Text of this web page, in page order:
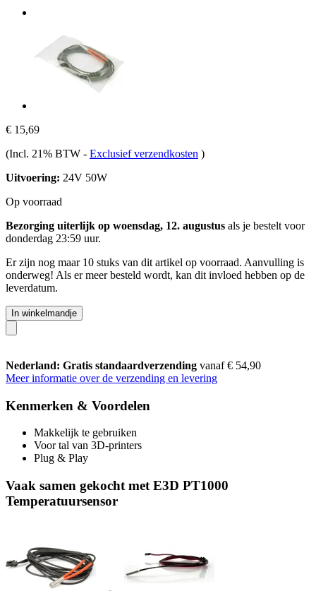
€ 15,69
(Incl. 21% BTW - Exclusief verzendkosten )
Uitvoering: 24V 50W
Op voorraad
Bezorging uiterlijk op woensdag, 12. augustus als je bestelt voor
donderdag 23:59 uur.
Er zijn nog maar 10 stuks van dit artikel op voorraad. Aanvulling is
onderweg! Als er meer besteld wordt, kan dit invloed hebben op de
leverdatum.
In winkelmandje
Nederland: Gratis standaardverzending vanaf € 54,90
Meer informatie over de verzending en levering
Kenmerken & Voordelen
Makkelijk te gebruiken
Voor tal van 3D-printers
Plug & Play
Vaak samen gekocht met E3D PT1000
Temperatuursensor